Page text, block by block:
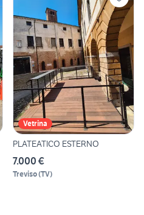
Vetrina
PLATEATICO ESTERNO
7.000 €
Treviso(TV)